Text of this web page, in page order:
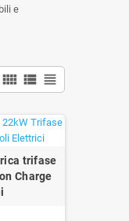
e
view_comfy view_list view_headline
trifase
Charge